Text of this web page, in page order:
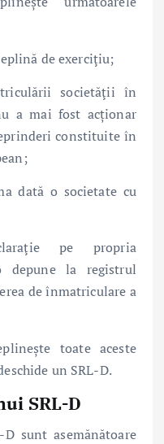
de exerciţiu;
societăţii în
a mai fost acționar
constituite în
dată o societate cu
pe propria
depune la registrul
de înmatriculare a
toate aceste
un SRL-D.
SRL-D
sunt asemănătoare